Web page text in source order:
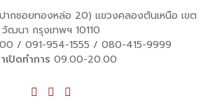
กซอยทองหล่อ 20) แขวงคลองตันเหนือ เขต
วัฒนา กรุงเทพฯ 10110
/ 091-954-1555 / 080-415-9999
เปิดทำการ 09.00-20.00